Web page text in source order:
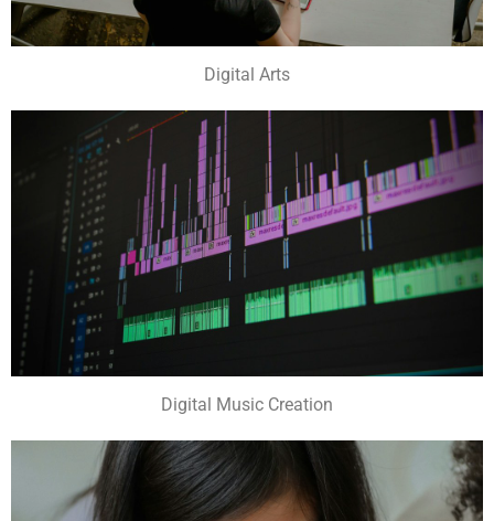
Digital Arts
Digital Music Creation